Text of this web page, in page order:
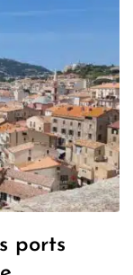
ports